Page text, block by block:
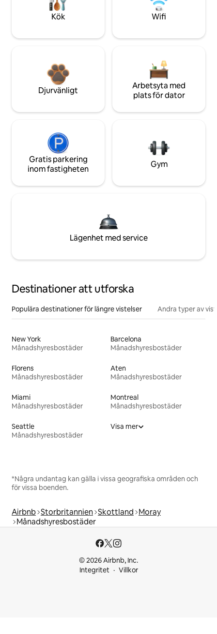
Kök Wifi
Djurvänligt
Arbetsyta med
plats för dator
Gratis parkering
inom fastigheten
Gym
Lägenhet med service
Destinationer att utforska
Populära destinationer för längre vistelser Andra typer av
New York
Månadshyresbostäder
Barcelona
Månadshyresbostäder
Florens
Månadshyresbostäder
Aten
Månadshyresbostäder
Miami
Månadshyresbostäder
Montreal
Månadshyresbostäder
Seattle
Månadshyresbostäder
Visa mer
*Några undantag kan gälla i vissa geografiska områden och
för vissa boenden.
Airbnb Storbritannien Skottland Moray
Månadshyresbostäder
© 2026 Airbnb, Inc.
Integritet
Villkor